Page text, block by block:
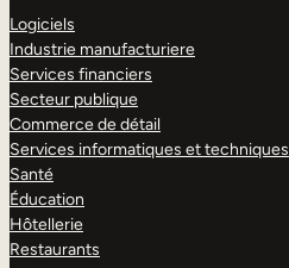
Logiciels
Industrie manufacturiere
Services financiers
Secteur publique
Commerce de détail
Services informatiques et techniques
Santé
Éducation
Hôtellerie
Restaurants